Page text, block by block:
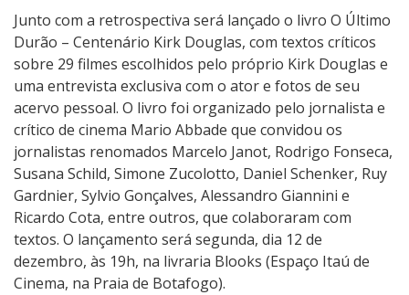
Junto com a retrospectiva será lançado o livro O Último
Durão – Centenário Kirk Douglas, com textos críticos
sobre 29 filmes escolhidos pelo próprio Kirk Douglas e
uma entrevista exclusiva com o ator e fotos de seu
acervo pessoal. O livro foi organizado pelo jornalista e
crítico de cinema Mario Abbade que convidou os
jornalistas renomados Marcelo Janot, Rodrigo Fonseca,
Susana Schild, Simone Zucolotto, Daniel Schenker, Ruy
Gardnier, Sylvio Gonçalves, Alessandro Giannini e
Ricardo Cota, entre outros, que colaboraram com
textos. O lançamento será segunda, dia 12 de
dezembro, às 19h, na livraria Blooks (Espaço Itaú de
Cinema, na Praia de Botafogo).